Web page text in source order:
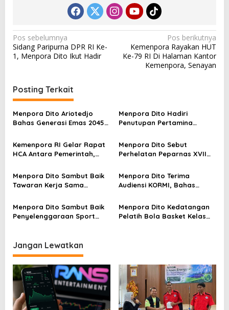
N
a
i
g
a
s
i
p
s
Pos sebelumnya
Sidang Paripurna DPR RI Ke-
1, Menpora Dito Ikut Hadir
Pos berikutnya
Kemenpora Rayakan HUT
Ke-79 RI Di Halaman Kantor
Kemenpora, Senayan
Posting Terkait
Menpora Dito Ariotedjo
Bahas Generasi Emas 2045
Menpora Dito Hadiri
Penutupan Pertamina
Championships (SAC)
Indonesia 2024-2025
Kemenpora RI Gelar Rapat
HCA Antara Pemerintah,
Menpora Dito Sebut
Perhelatan Peparnas XVII
Tim Satgas Tata Kelola
Menpora Dito Sambut Baik
Tawaran Kerja Sama
Menpora Dito Terima
Audiensi KORMI, Bahas
Menpora Dito Sambut Baik
Penyelenggaraan Sport
Menpora Dito Kedatangan
Pelatih Bola Basket Kelas
Jangan Lewatkan